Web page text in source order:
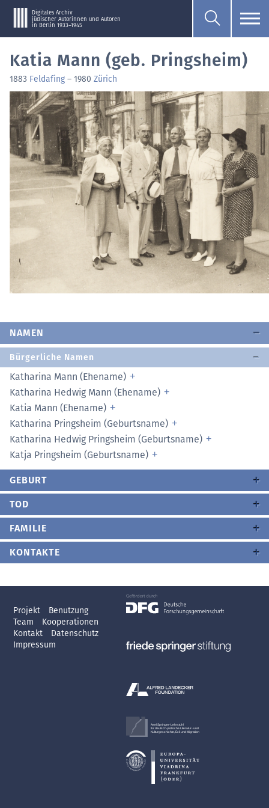
Digitales Archiv
jüdischer Autorinnen und Autoren
in Berlin 1933–1945
Katia Mann (geb. Pringsheim)
1883 Feldafing – 1980 Zürich
NAMEN
Bürgerliche Namen
Katharina Mann (Ehename)
Katharina Hedwig Mann (Ehename)
Katia Mann (Ehename)
Katharina Pringsheim (Geburtsname)
Katharina Hedwig Pringsheim (Geburtsname)
Katja Pringsheim (Geburtsname)
GEBURT
TOD
FAMILIE
KONTAKTE
Projekt
Benutzung
Team
Kooperationen
Kontakt
Datenschutz
Impressum
Axel Springer-Lehrstuhl
für deutsch-jüdische Literatur- und
Kulturgeschichte, Exil und Migration